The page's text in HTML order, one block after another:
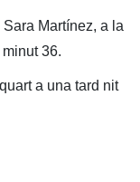
Martínez, a la
36.
a una tard nit